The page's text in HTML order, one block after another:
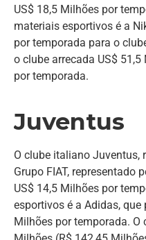
US$ 18,5 Milhões por
materiais esportivos é a
por temporada para o
o clube arrecada US$
por temporada.
Juventus
O clube italiano Juventus,
Grupo FIAT, representado
US$ 14,5 Milhões por
esportivos é a Adidas, que
Milhões por temporada. O